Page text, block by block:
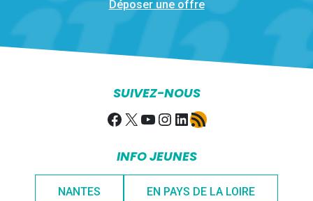
Déposer une offre
SUIVEZ-NOUS
Facebook
X YouTube
Instagram
LinkedIn
Flux RSS
INFO JEUNES
NANTES EN PAYS DE LA LOIRE